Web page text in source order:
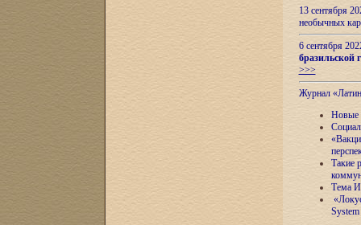
13 сентября
необычных
6 сентября
бразильской
>>>
Журнал
Новые
Такие
Тема